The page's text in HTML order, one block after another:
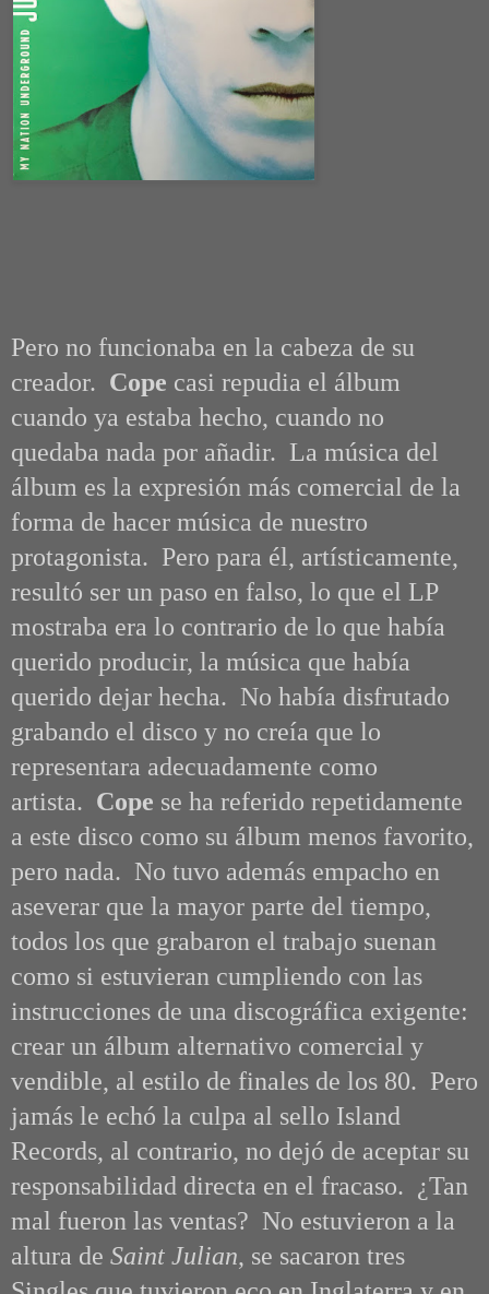
Pero no funcionaba en la cabeza de su
creador. Cope casi repudia el álbum
cuando ya estaba hecho, cuando no
quedaba nada por añadir. La música del
álbum es la expresión más comercial de la
forma de hacer música de nuestro
protagonista. Pero para él, artísticamente,
resultó ser un paso en falso, lo que el LP
mostraba era lo contrario de lo que había
querido producir, la música que había
querido dejar hecha. No había disfrutado
grabando el disco y no creía que lo
representara adecuadamente como
artista. Cope se ha referido repetidamente
a este disco como su álbum menos favorito,
pero nada. No tuvo además empacho en
aseverar que la mayor parte del tiempo,
todos los que grabaron el trabajo suenan
como si estuvieran cumpliendo con las
instrucciones de una discográfica exigente:
crear un álbum alternativo comercial y
vendible, al estilo de finales de los 80. Pero
jamás le echó la culpa al sello Island
Records, al contrario, no dejó de aceptar su
responsabilidad directa en el fracaso. ¿Tan
mal fueron las ventas? No estuvieron a la
altura de Saint Julian, se sacaron tres